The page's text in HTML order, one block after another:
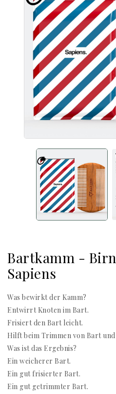
Bartkamm -
Sapiens
Was bewirkt der Kamm?
Entwirrt Knoten im Bart.
Frisiert den Bart leicht.
Hilft beim Trimmen von Bart
Was ist das Ergebnis?
Ein weicherer Bart.
Ein gut frisierter Bart.
Ein gut getrimmter Bart.